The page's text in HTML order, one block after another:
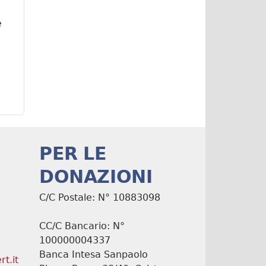
PER LE
DONAZIONI
C/C Postale: N° 10883098
CC/C Bancario: N°
100000004337
Banca Intesa Sanpaolo